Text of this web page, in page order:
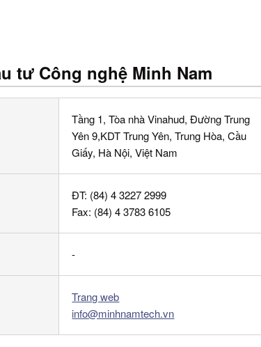
tư Công nghệ Minh Nam
Tầng 1, Tòa nhà Vinahud, Đường Trung
Yên 9,KDT Trung Yên, Trung Hòa, Cầu
Giấy, Hà Nội, Việt Nam
ĐT: (84) 4 3227 2999
Fax: (84) 4 3783 6105
-
Trang web
info@minhnamtech.vn